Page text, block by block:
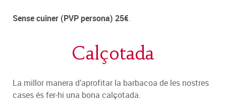
Sense cuiner (PVP persona) 25€.
Calçotada
La millor manera d’aprofitar la barbacoa de les nostres
cases és fer-hi una bona calçotada.